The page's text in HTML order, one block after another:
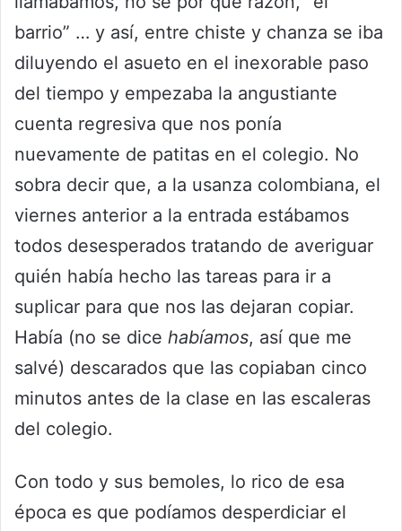
barrio” … y así, entre chiste y chanza se iba
diluyendo el asueto en el inexorable paso
del tiempo y empezaba la angustiante
cuenta regresiva que nos ponía
nuevamente de patitas en el colegio. No
sobra decir que, a la usanza colombiana, el
viernes anterior a la entrada estábamos
todos desesperados tratando de averiguar
quién había hecho las tareas para ir a
suplicar para que nos las dejaran copiar.
Había (no se dice habíamos, así que me
salvé) descarados que las copiaban cinco
minutos antes de la clase en las escaleras
del colegio.
Con todo y sus bemoles, lo rico de esa
época es que podíamos desperdiciar el